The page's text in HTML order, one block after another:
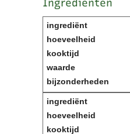
Ingrediënten